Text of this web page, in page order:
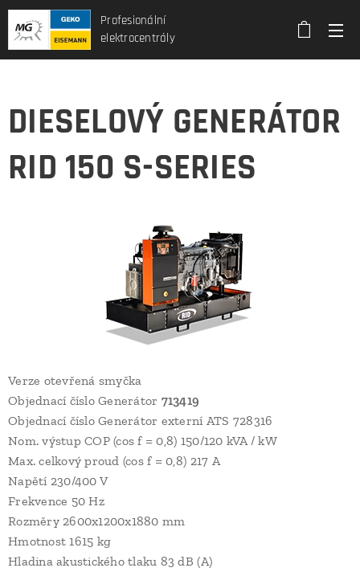
Profesionální
elektrocentrály
DIESELOVÝ GENERÁTOR
RID 150 S-SERIES
Verze otevřená smyčka
Objednací číslo Generátor 713419
Objednací číslo Generátor externí ATS 728316
Nom. výstup COP (cos f = 0,8) 150/120 kVA / kW
Max. celkový proud (cos f = 0,8) 217 A
Napětí 230/400 V
Frekvence 50 Hz
Rozměry 2600x1200x1880 mm
Hmotnost 1615 kg
Hladina akustického tlaku 83 dB (A)